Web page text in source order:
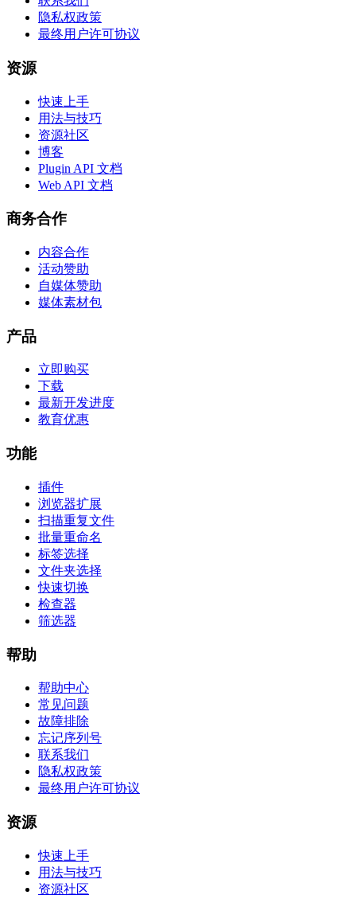
隐私权政策
最终用户许可协议
资源
快速上手
用法与技巧
资源社区
博客
Plugin API 文档
Web API 文档
商务合作
内容合作
活动赞助
自媒体赞助
媒体素材包
产品
立即购买
下载
最新开发进度
教育优惠
功能
插件
浏览器扩展
扫描重复文件
批量重命名
标签选择
文件夹选择
快速切换
检查器
筛选器
帮助
帮助中心
常见问题
故障排除
忘记序列号
联系我们
隐私权政策
最终用户许可协议
资源
快速上手
用法与技巧
资源社区